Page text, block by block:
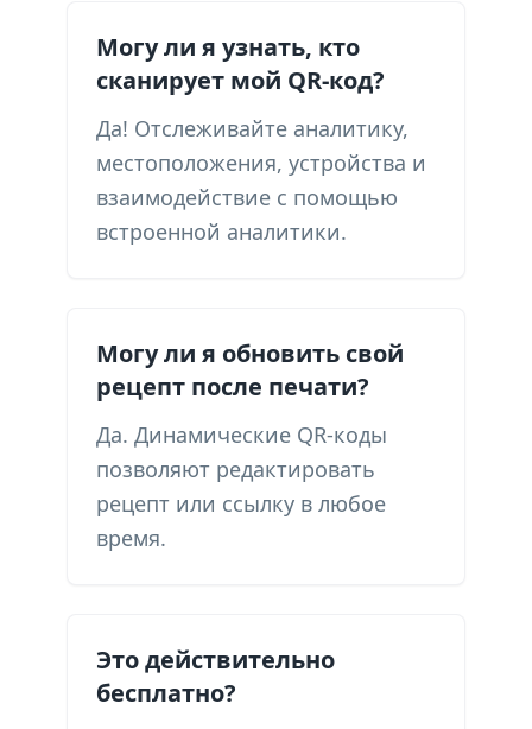
Могу ли я узнать, кто
сканирует мой QR-код?
Да! Отслеживайте аналитику,
местоположения, устройства и
взаимодействие с помощью
встроенной аналитики.
Могу ли я обновить свой
рецепт после печати?
Да. Динамические QR-коды
позволяют редактировать
рецепт или ссылку в любое
время.
Это действительно
бесплатно?